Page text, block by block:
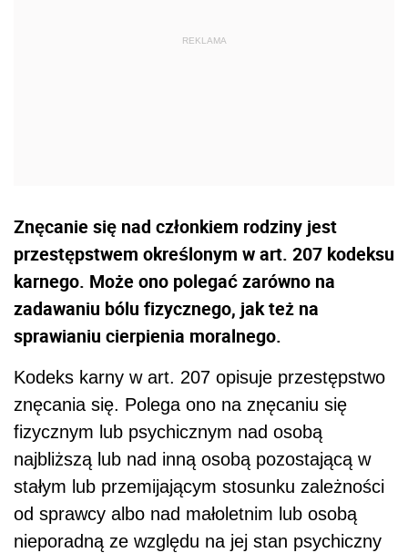
Znęcanie się nad członkiem rodziny jest
przestępstwem określonym w art. 207 kodeksu
karnego. Może ono polegać zarówno na
zadawaniu bólu fizycznego, jak też na
sprawianiu cierpienia moralnego.
Kodeks karny w art. 207 opisuje przestępstwo
znęcania się. Polega ono na znęcaniu się
fizycznym lub psychicznym nad osobą
najbliższą lub nad inną osobą pozostającą w
stałym lub przemijającym stosunku zależności
od sprawcy albo nad małoletnim lub osobą
nieporadną ze względu na jej stan psychiczny